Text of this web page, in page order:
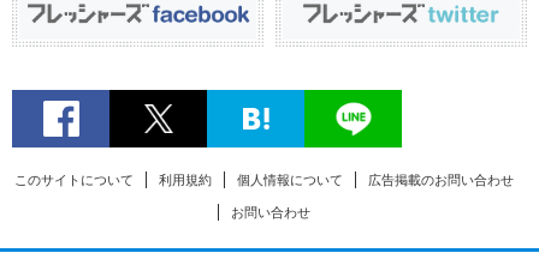
このサイトについて 利用規約 個人情報について 広告掲載のお問い合わせ
お問い合わせ